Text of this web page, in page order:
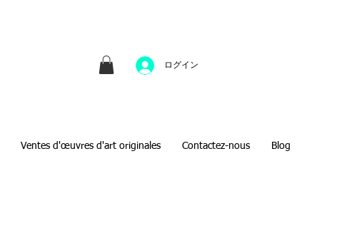
ログイン
Ventes d'œuvres d'art originales Contactez-nous Blog